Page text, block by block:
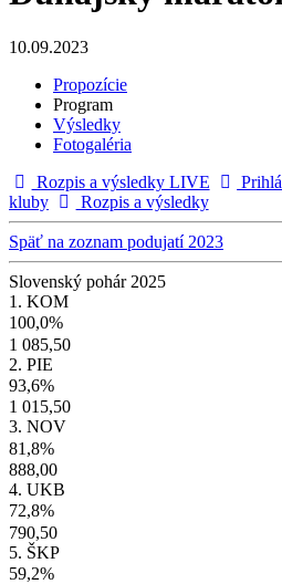
10.09.2023
Propozície
Program
Výsledky
Fotogaléria
Rozpis a výsledky LIVE
kluby
Rozpis a výsledky
Späť na zoznam podujatí 2023
Slovenský pohár 2025
1. KOM
100,0%
1 085,50
2. PIE
93,6%
1 015,50
3. NOV
81,8%
888,00
4. UKB
72,8%
790,50
5. ŠKP
59,2%